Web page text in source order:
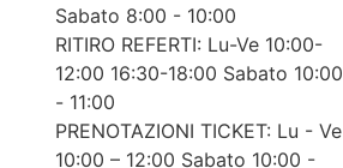
Sabato 8:00 - 10:00
RITIRO REFERTI: Lu-Ve 10:00-
12:00 16:30-18:00 Sabato 10:00
- 11:00
PRENOTAZIONI TICKET: Lu - Ve
10:00 – 12:00 Sabato 10:00 -